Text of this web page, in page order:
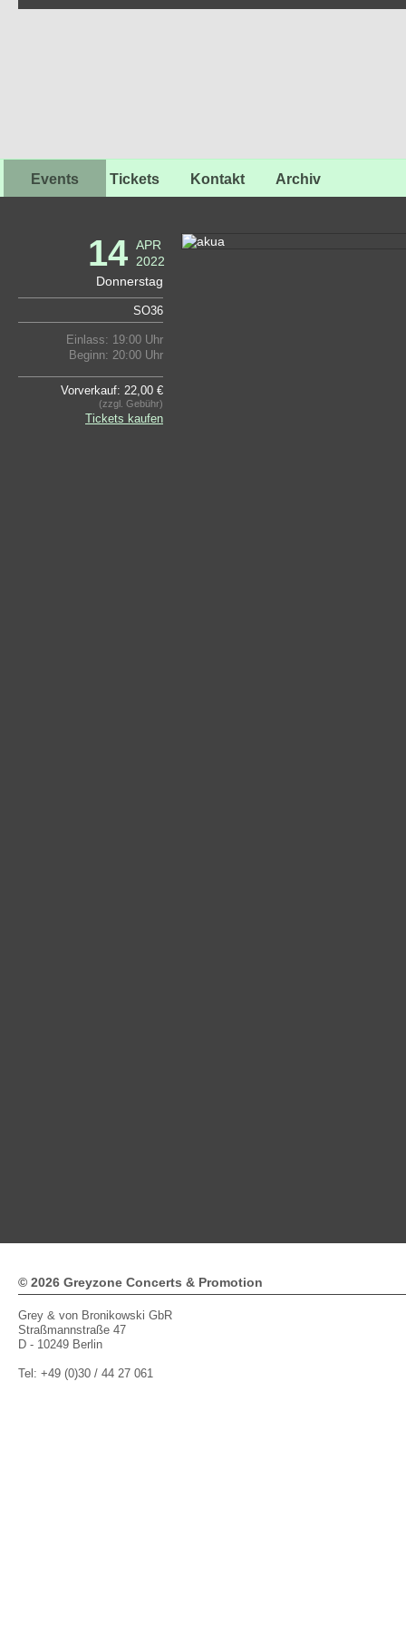
Events Tickets Kontakt Archiv
14 APR
2022
Donnerstag
SO36
Einlass: 19:00 Uhr
Beginn: 20:00 Uhr
Vorverkauf: 22,00 €
(zzgl. Gebühr)
Tickets kaufen
© 2026 Greyzone Concerts & Promotion
Grey & von Bronikowski GbR
Straßmannstraße 47
D - 10249 Berlin
Tel: +49 (0)30 / 44 27 061